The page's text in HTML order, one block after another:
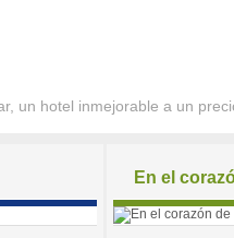
un hotel inmejorable a un
En el